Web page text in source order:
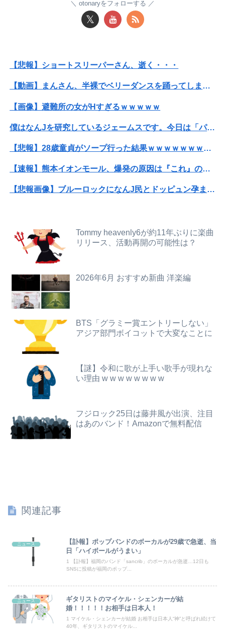
【動画】サッカーの試合中の落雷で選手1人が死亡、12人が負傷した事故。
浮気がバレた後、彼氏の嫁からのLINEと電話がヤバい
【悲報】国民栄誉賞の記念品に「高市早苗」と彫ってあって炎上wwwwwwwwwwwwwwww（画像あり）
【物議】倉田真由美さん「警官を非難する人間は、一体誰の命を守りたいのか」
【悲報】ショートスリーパーさん、逝く・・・
【画像】最新のライザ、まだイケるｗｗｗｗｗ
【動画】まんさん、半裸でベリーダンスを踊ってしまうｗｗｗｗｗｗｗｗｗ
【画像】避難所の女がHすぎるｗｗｗｗｗ
海外「世界で日本を死守するぞ！」 日本の消防署を訪れたちびっ子集団が世界をメロメロに
大学の時、クラスの大多数テストでカンニングしてた科目があった。で、カンニングしてない私が笑われた
otonaryをフォローする
𝕏
【悲報】ショートスリーパーさん、逝く・・・
【動画】まんさん、半裸でベリーダンスを踊ってしまうｗｗｗｗｗｗｗｗｗ
【画像】避難所の女がHすぎるｗｗｗｗｗ
僕はなんJを研究しているジェームスです。今日は「パヤオ」の語源について調べました。
【悲報】28歳童貞がソープ行った結果ｗｗｗｗｗｗｗｗｗｗwwww
【速報】熊本イオンモール、爆発の原因は『これ』の可能性
【悲報画像】ブルーロックになんJ民とドッピュン孕ませ男登場www
成人向けゲーム『ヤリステ メスブター』開発者絶望、銀行がsteamからの入金を拒否→金が入ってなくても売上金額分の納税義務あり
【悲報】Mrs. GREEN APPLE、マジで逝くwwwwww
山之内すず、意外とお胸が大きかった
【画像】ロシアの18号コスプレイヤーさんが本物以上！！！！！！⇒！！
【王座戦】
【悲報】サウナ、ジム すごい勢いで倒産
映画館で嫌な思いをした事がある方
【画像】最新のライザ、まだイケるｗｗｗｗｗ
Tommy heavenly6が約11年ぶりに楽曲
リリース、活動再開の可能性は？
2026年6月 おすすめ新曲 洋楽編
BTS「グラミー賞エントリーしない」
アジア部門ボイコットで大変なことに
【謎】令和に歌が上手い歌手が現れな
い理由 w w w w w w w w
フジロック25日は藤井風が出演、注目
はあのバンド！Amazonで無料配信
関連記事
ニュース
【訃報】ポップバンドのボーカルが29歳で急逝、当
日「ハイボールがうまい」
1 【訃報】福岡のバンド「sancrib」のボーカルが急逝…12日も
SNSに投稿が福岡のポップ...
ニュース
ギタリストのマイケル・シェンカーが結
婚！！！！！お相手は日本人！
1 マイケル・シェンカーが結婚 お相手は日本人“神”と呼ばれ続けて
40年、ギタリストのマイケル...